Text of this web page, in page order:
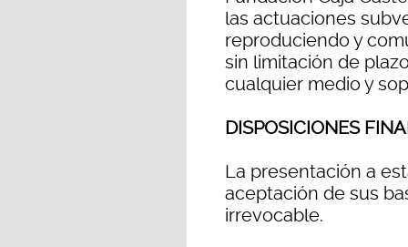
las actuaciones
reproduciendo y
sin limitación de
cualquier medio y
DISPOSICIONES
La presentación a
aceptación de sus
irrevocable.